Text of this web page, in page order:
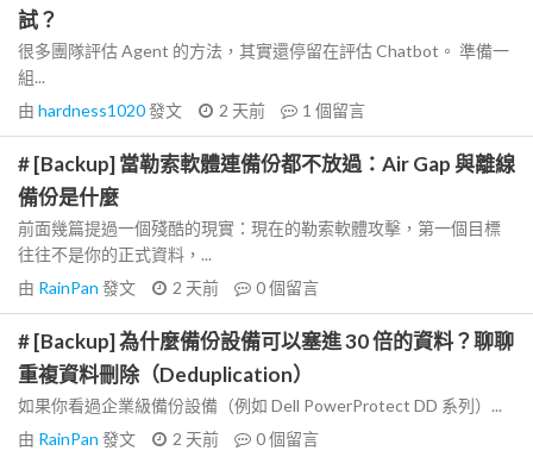
試？
很多團隊評估 Agent 的方法，其實還停留在評估 Chatbot。 準備一
組...
由 hardness1020發文 2 天前 1 個留言
# [Backup] 當勒索軟體連備份都不放過：Air Gap 與離線
備份是什麼
前面幾篇提過一個殘酷的現實：現在的勒索軟體攻擊，第一個目標
往往不是你的正式資料，...
由 RainPan 發文 2 天前 0個留言
# [Backup] 為什麼備份設備可以塞進 30 倍的資料？聊聊
重複資料刪除（Deduplication）
如果你看過企業級備份設備（例如 Dell PowerProtect DD 系列）...
由 RainPan 發文 2 天前 0個留言